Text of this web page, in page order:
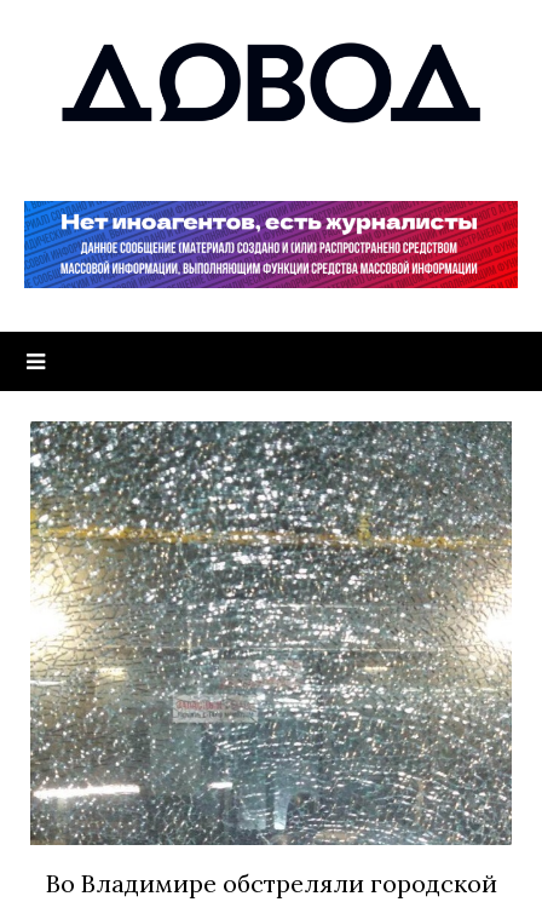
Во Владимире обстреляли городской